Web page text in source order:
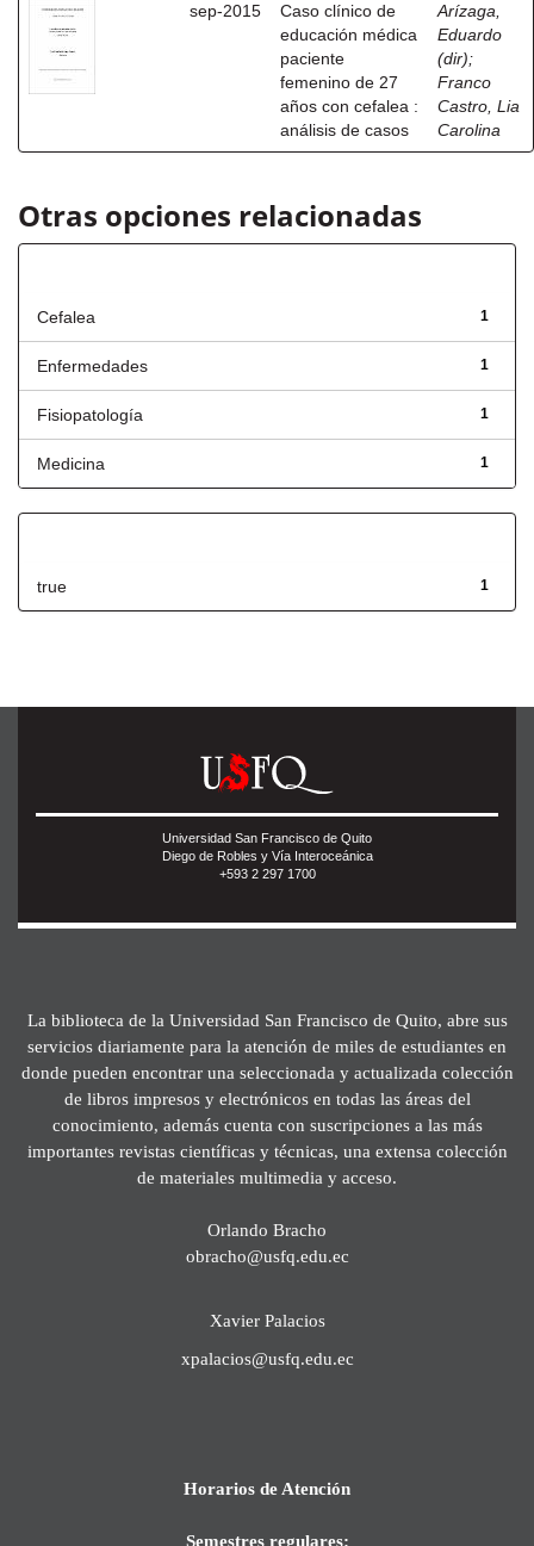
sep-2015
Caso clínico de
educación médica
paciente
femenino de 27
años con cefalea :
análisis de casos
Arízaga,
Eduardo
(dir);
Franco
Castro, Lia
Carolina
Otras opciones relacionadas
1
Cefalea
1
Enfermedades
1
Fisiopatología
1
Medicina
1
true
Universidad San Francisco de Quito
Diego de Robles y Vía Interoceánica
+593 2 297 1700
La biblioteca de la Universidad San Francisco de Quito, abre sus
servicios diariamente para la atención de miles de estudiantes en
donde pueden encontrar una seleccionada y actualizada colección
de libros impresos y electrónicos en todas las áreas del
conocimiento, además cuenta con suscripciones a las más
importantes revistas científicas y técnicas, una extensa colección
de materiales multimedia y acceso.
Orlando Bracho
obracho@usfq.edu.ec
Xavier Palacios
xpalacios@usfq.edu.ec
Horarios de Atención
Semestres regulares: